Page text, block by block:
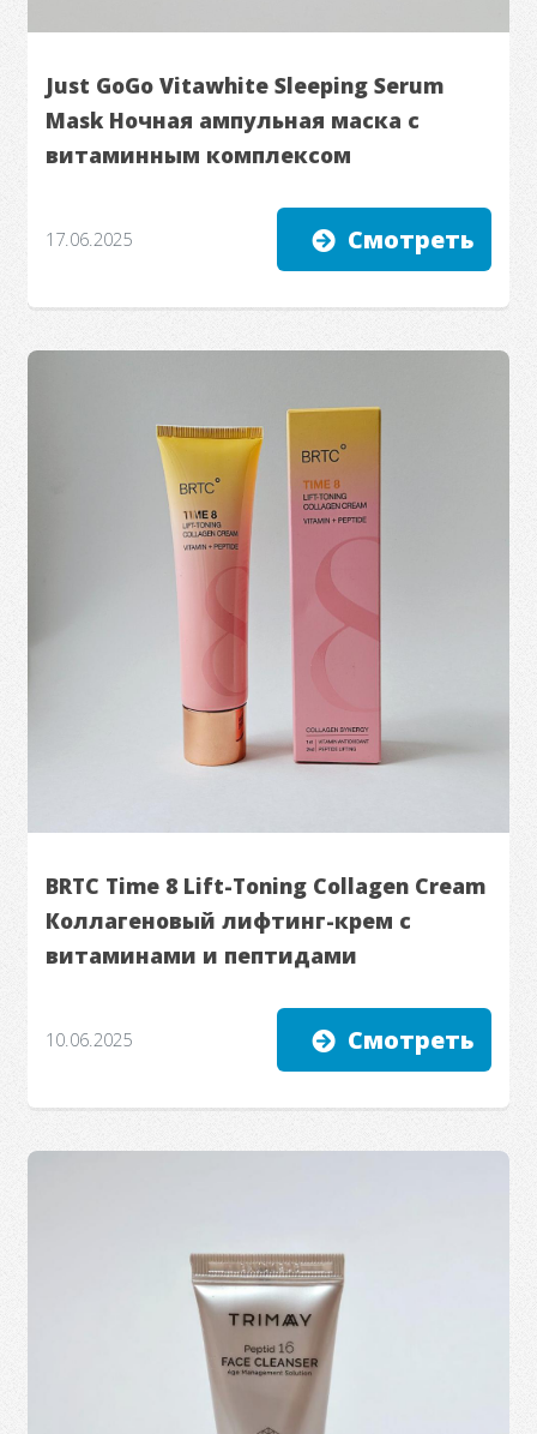
Just GoGo Vitawhite Sleeping Serum
Mask Ночная ампульная маска с
витаминным комплексом
17.06.2025 Смотреть
BRTC Time 8 Lift-Toning Collagen Cream
Коллагеновый лифтинг-крем с
витаминами и пептидами
10.06.2025 Смотреть